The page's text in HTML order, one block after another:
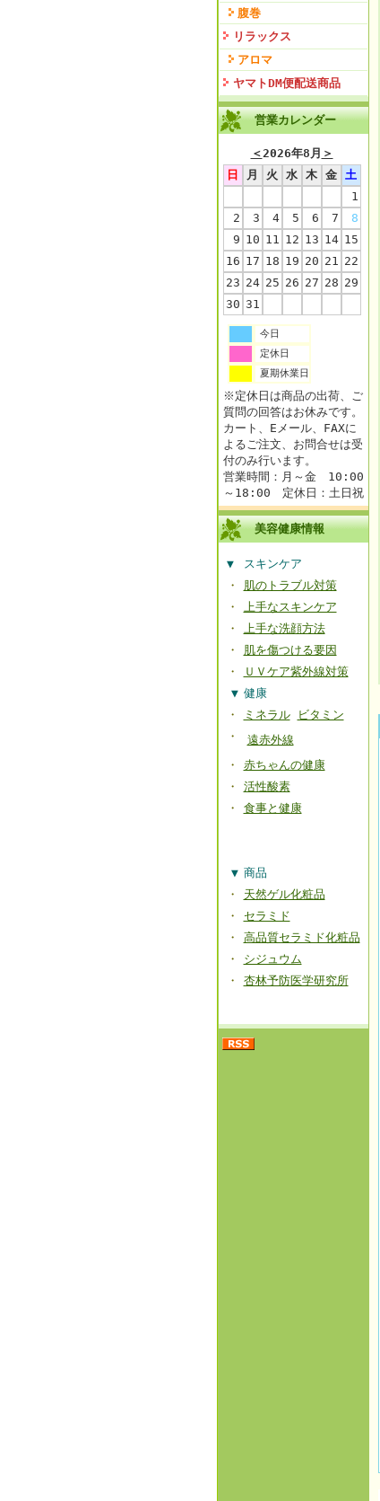
腹巻
リラックス
アロマ
ヤマトDM便配送商品
営業カレンダー
＜2026年8月 ＞
日
月 火 水 木 金 土
1
2
3 4 5 6 7
8
9 10 11 12 13 14 15
16 17 18 19 20 21 22
23 24 25 26 27 28 29
30 31
今日
定休日
夏期休業日
※定休日は商品の出荷、ご
質問の回答はお休みです。
カート、Eメール、FAXに
よるご注文、お問合せは受
付のみ行います。
営業時間：月～金 10:00
～18:00 定休日：土日祝
美容健康情報
▼
スキンケア
・
肌のトラブル対策
・
上手なスキンケア
・
上手な洗顔方法
・
肌を傷つける要因
・
ＵＶケア紫外線対策
▼ 健康
・
ミネラル
ビタミン
・
遠赤外線
・
赤ちゃんの健康
・
活性酸素
・
食事と健康
▼ 商品
・
天然ゲル化粧品
・
セラミド
・
高品質セラミド化粧品
・
シジュウム
・
杏林予防医学研究所